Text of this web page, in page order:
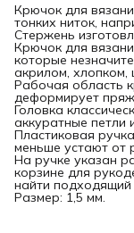
Крючок для
тонких ниток,
Стержень
Крючок для
которые
акрилом, хлопком,
Рабочая область
деформирует
Головка
аккуратные
Пластиковая
меньше устают от
На ручке указан
корзине для
найти подходящий
Размер: 1,5 мм.